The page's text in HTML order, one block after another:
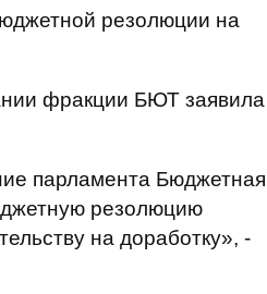
резолюции на
фракции БЮТ заявила
парламента Бюджетная
резолюцию
на доработку», -